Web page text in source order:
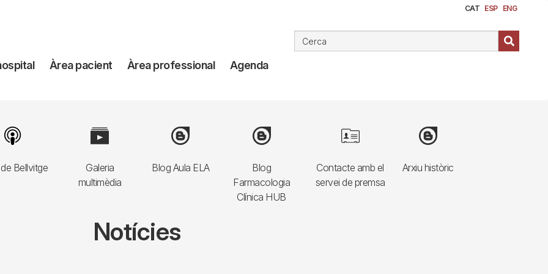
CAT ESP ENG
Àrea pacient Àrea professional Agenda
Bellvitge
Image
Galeria
multimèdia
Image
Blog Aula ELA
Image
Blog
Farmacologia
Clínica HUB
Image
Contacte amb el
servei de premsa
Image
Arxiu històric
Image
Notícies